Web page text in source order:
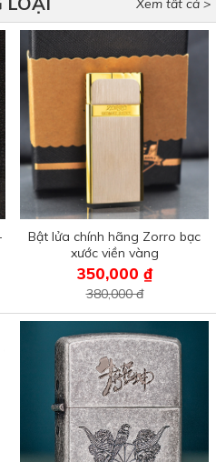
Xem tất cả >
Bật lửa chính hãng Zorro bạc
xước viền vàng
350,000 ₫
380,000 đ